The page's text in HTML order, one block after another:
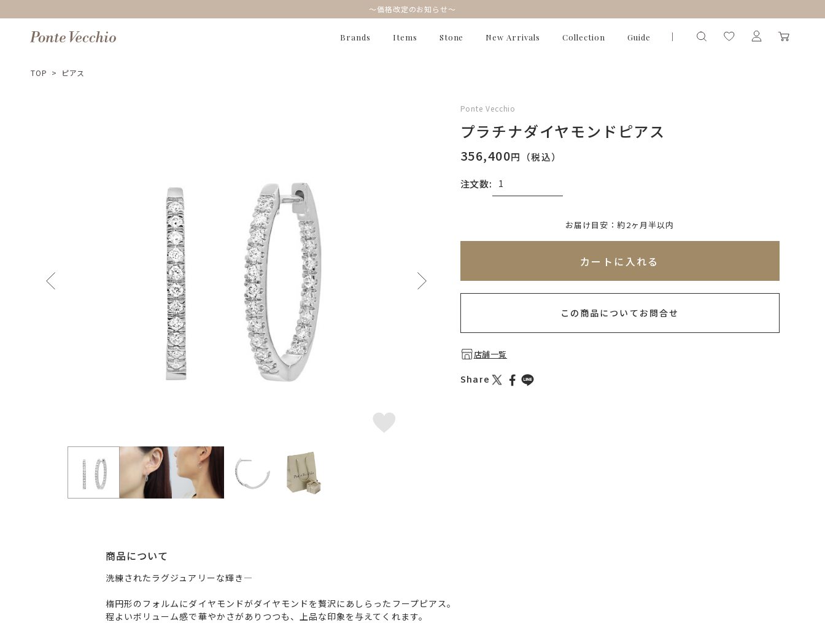
～価格改定のお知らせ～
Brands Items Stone New Arrivals Collection Guide
TOP > ピアス
Ponte Vecchio
プラチナダイヤモンドピアス
356,400円（税込）
注文数:
※必ず選択ください
お届け目安：約2ヶ月半以内
カートに入れる
この商品についてお問合せ
店舗一覧
Share
商品について
洗練されたラグジュアリーな輝き―
楕円形のフォルムにダイヤモンドがダイヤモンドを贅沢にあしらったフープピアス。
程よいボリューム感で華やかさがありつつも、上品な印象を与えてくれます。